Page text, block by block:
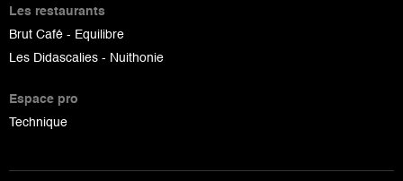
Les restaurants
Brut Café - Equilibre
Les Didascalies - Nuithonie
Espace pro
Technique